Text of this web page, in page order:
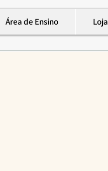
Área de Ensino Loja